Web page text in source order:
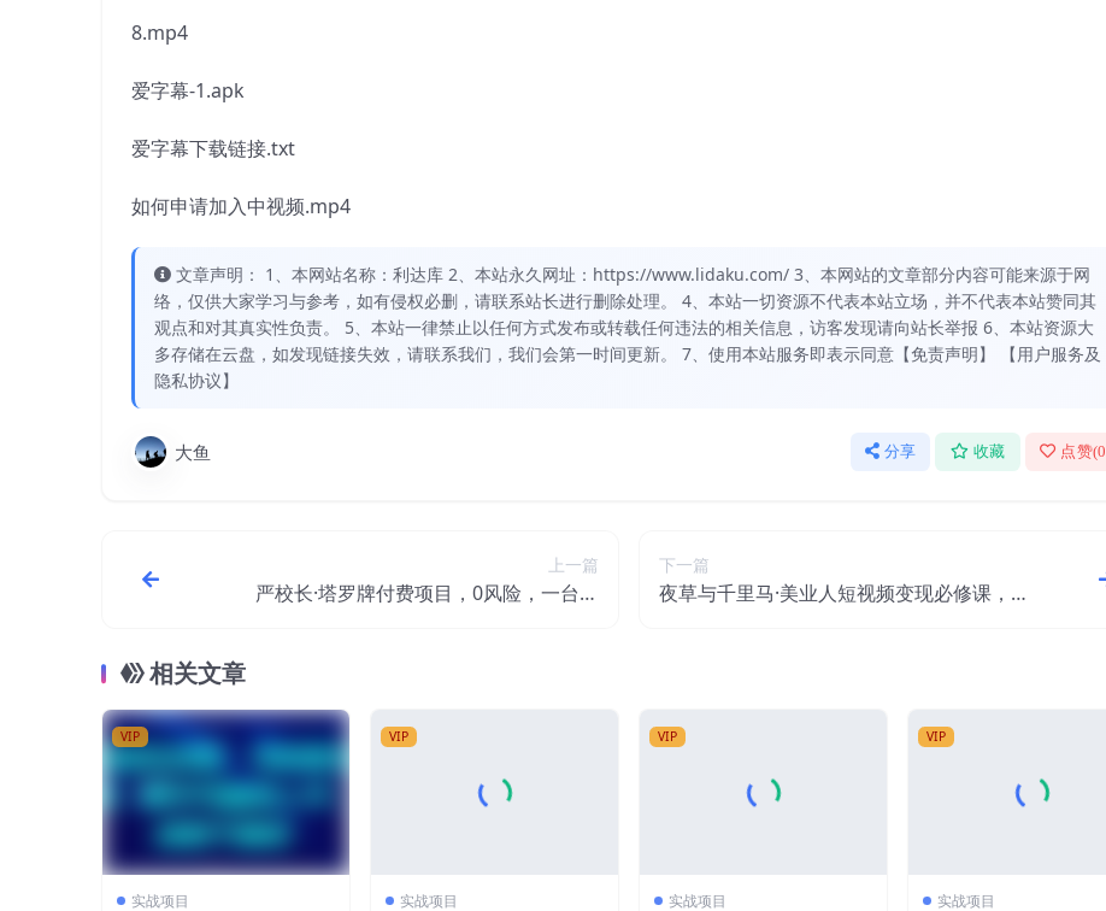
8.mp4
爱字幕-1.apk
爱字幕下载链接.txt
如何申请加入中视频.mp4
文章声明： 1、本网站名称：利达库 2、本站永久网址：https://www.lidaku.com/ 3、本网站的文章部分内容可能来源于网
络，仅供大家学习与参考，如有侵权必删，请联系站长进行删除处理。 4、本站一切资源不代表本站立场，并不代表本站赞同其
观点和对其真实性负责。 5、本站一律禁止以任何方式发布或转载任何违法的相关信息，访客发现请向站长举报 6、本站资源大
多存储在云盘，如发现链接失效，请联系我们，我们会第一时间更新。 7、使用本站服务即表示同意【免责声明】 【用户服务及
隐私协议】
大鱼 分享 收藏 点赞(0
上一篇
严校长·塔罗牌付费项目，0风险，一台手
下一篇
夜草与千里马·美业人短视频变现必修课，医
相关文章
VIP
实战项目
VIP
实战项目
VIP
实战项目
VIP
实战项目